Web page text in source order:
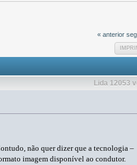
« anterior
Lida 12053
não quer dizer que a tecnologia –
imagem disponível ao condutor.